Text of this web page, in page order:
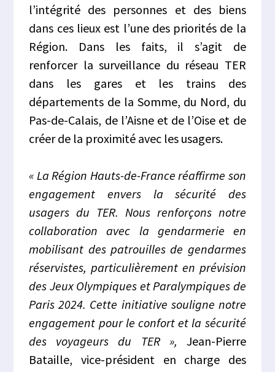
l’intégrité des personnes et des biens
dans ces lieux est l’une des priorités de la
Région. Dans les faits, il s’agit de
renforcer la surveillance du réseau TER
dans les gares et les trains des
départements de la Somme, du Nord, du
Pas-de-Calais, de l’Aisne et de l’Oise et de
créer de la proximité avec les usagers.
« La Région Hauts-de-France réaffirme son
engagement envers la sécurité des
usagers du TER. Nous renforçons notre
collaboration avec la gendarmerie en
mobilisant des patrouilles de gendarmes
réservistes, particulièrement en prévision
des Jeux Olympiques et Paralympiques de
Paris 2024. Cette initiative souligne notre
engagement pour le confort et la sécurité
des voyageurs du TER », Jean-Pierre
Bataille, vice-président en charge des